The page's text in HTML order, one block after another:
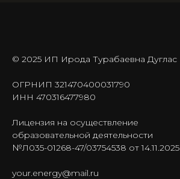
© 2025 ИП Ирода Турабаевна Дуглас
ОГРНИП 321470400031790
ИНН 470316477980
Лицензия на осуществление
образовательной деятельности
№Л035-01268-47/03754538 от 14.11.2025
your.energy@mail.ru